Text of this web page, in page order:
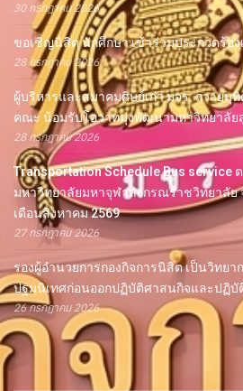
30 กรกฎาคม 2026
ขอเชิญนิสิต นักศึกษา เข้าร่วมประกวดร้อง
28 กรกฎาคม 2026
ผู้บริหารและสมาคมศิษย์เก่า มจร. ถวายมุ
คณะ น้อมรับโอวาทมุ่งพัฒนามหาวิทยาลัย
28 กรกฎาคม 2026
Transportation Schedule Bus service
มหาวิทยาลัยมหาจุฬาลงกรณราชวิทยาลัย
เดือนสิงหาคม 2569
27 กรกฎาคม 2026
รองผู้อำนวยการกองกิจการนิสิต เป็นวิทยา
ปฐมนิเทศก่อนออกปฏิบัติศาสนกิจและปฏิบั
26 กรกฎาคม 2026